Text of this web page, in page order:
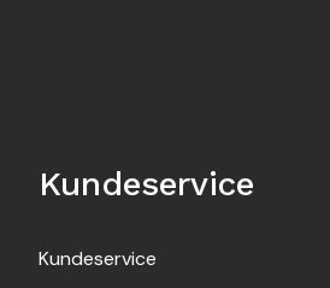
Kundeservice
Kundeservice